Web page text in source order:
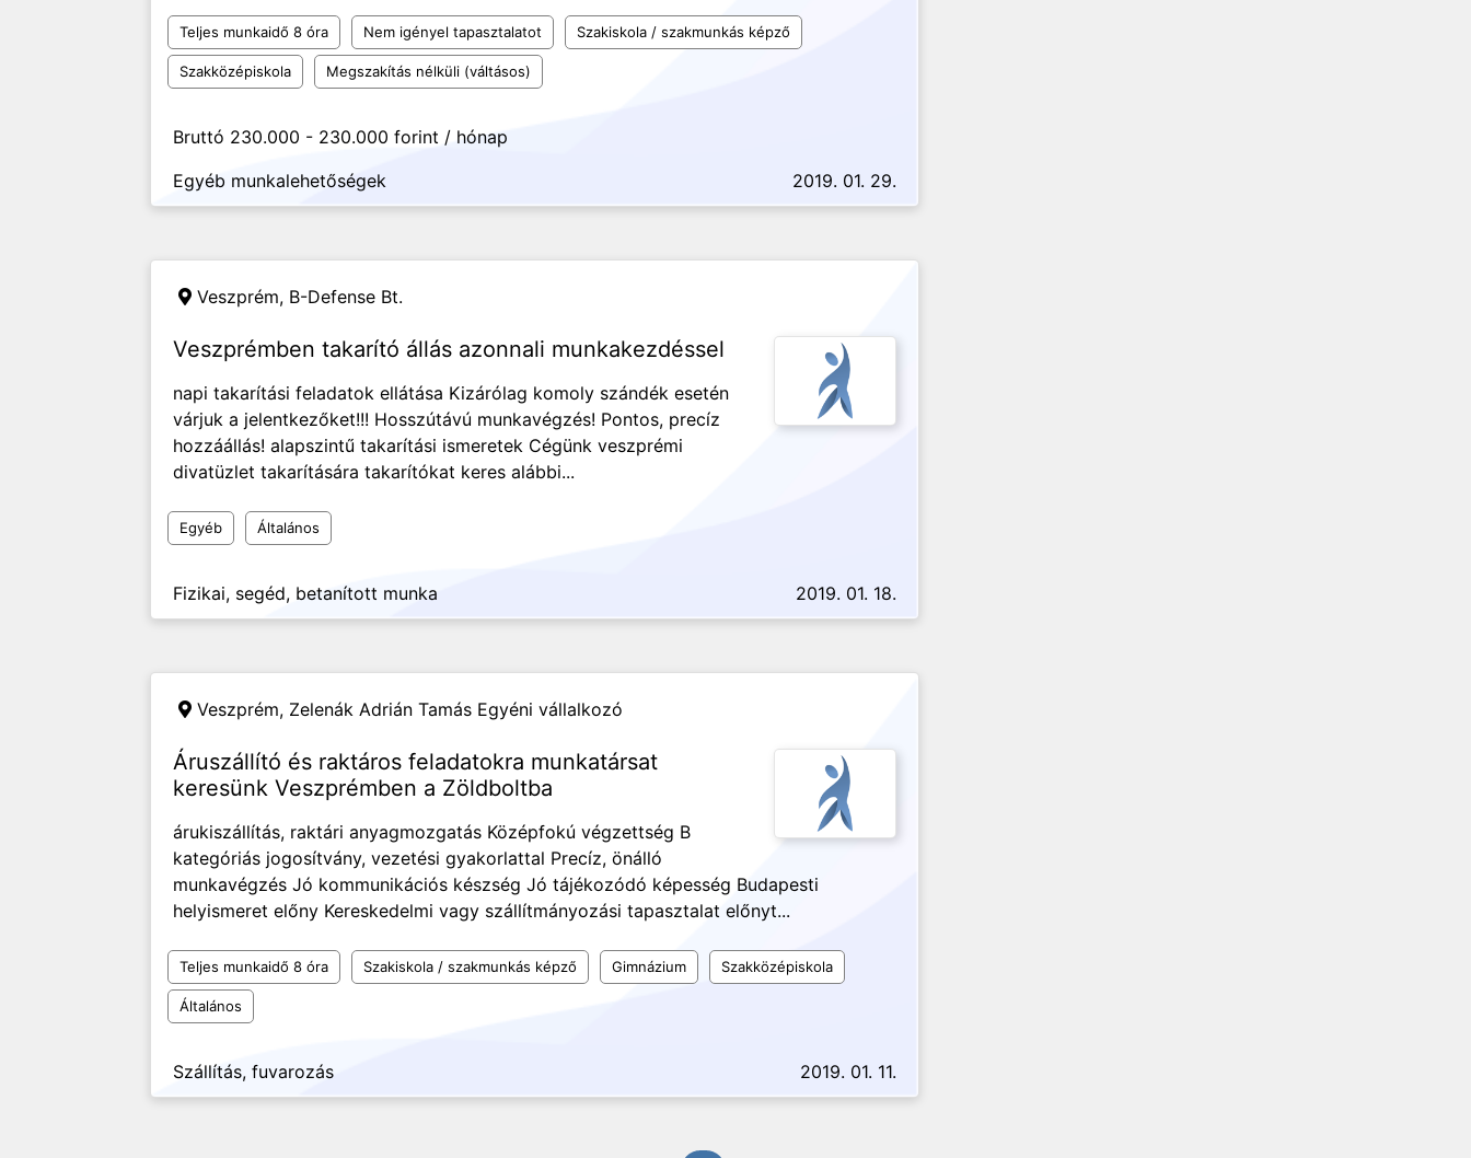
Teljes munkaidő 8 óra Nem igényel tapasztalatot Szakiskola / szakmunkás képző
Szakközépiskola Megszakítás nélküli (váltásos)
Bruttó 230.000 - 230.000 forint / hónap
Egyéb munkalehetőségek
2019. 01. 29.
Veszprém, B-Defense Bt.
Veszprémben takarító állás azonnali munkakezdéssel
napi takarítási feladatok ellátása Kizárólag komoly szándék esetén
várjuk a jelentkezőket!!! Hosszútávú munkavégzés! Pontos, precíz
hozzáállás! alapszintű takarítási ismeretek Cégünk veszprémi
divatüzlet takarítására takarítókat keres alábbi...
Egyéb Általános
Fizikai, segéd, betanított munka 2019. 01. 18.
Veszprém, Zelenák Adrián Tamás Egyéni vállalkozó
Áruszállító és raktáros feladatokra munkatársat
keresünk Veszprémben a Zöldboltba
árukiszállítás, raktári anyagmozgatás Középfokú végzettség B
kategóriás jogosítvány, vezetési gyakorlattal Precíz, önálló
munkavégzés Jó kommunikációs készség Jó tájékozódó képesség Budapesti
helyismeret előny Kereskedelmi vagy szállítmányozási tapasztalat előnyt...
Teljes munkaidő 8 óra Szakiskola / szakmunkás képző Gimnázium Szakközépiskola
Általános
Szállítás, fuvarozás 2019. 01. 11.